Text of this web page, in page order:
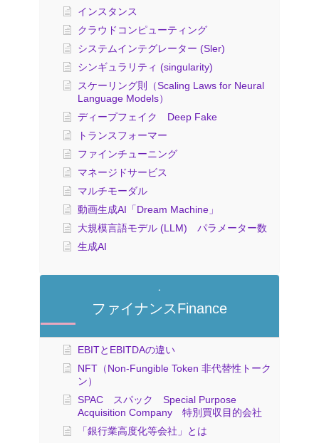
インスタンス
クラウドコンピューティング
システムインテグレーター (Sler)
シンギュラリティ (singularity)
スケーリング則（Scaling Laws for Neural
Language Models）
ディープフェイク Deep Fake
トランスフォーマー
ファインチューニング
マネージドサービス
マルチモーダル
動画生成AI「Dream Machine」
大規模言語モデル (LLM) パラメーター数
生成AI
ファイナンスFinance
EBITとEBITDAの違い
NFT（Non-Fungible Token 非代替性トーク
ン）
SPAC スパック Special Purpose
Acquisition Company 特別買収目的会社
「銀行業高度化等会社」とは